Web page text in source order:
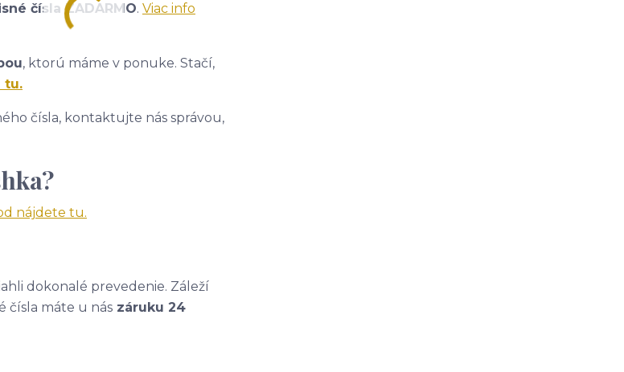
čísla ZADARMO. Viac info
, ktorú máme v ponuke. Stačí,
tu.
čísla, kontaktujte nás správou,
nájdete tu.
dokonalé prevedenie. Záleží
čísla máte u nás záruku 24